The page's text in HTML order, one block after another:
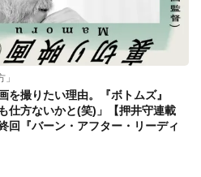
を撮りたい理由。『ボトムズ』
仕方ないかと(笑)」【押井守連載
回『バーン・アフター・リーディ